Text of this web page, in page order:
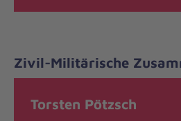
Zivil-Militärische
Torsten Pötzsch